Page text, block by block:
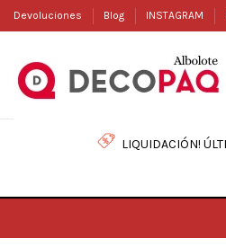
Devoluciones Blog INSTAGRAM
LIQUIDACIÓN!